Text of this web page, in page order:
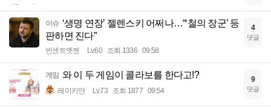
이슈 ‘생명 연장’ 젤렌스키 어쩌나…“‘철의 장군’ 등
판하면 진다”
빈센트멧젠 Lv.60 조회 1336 09:58
4
댓글
게임 와 이 두 게임이 콜라보를 한다고!?
레이키얀 Lv.73 조회 1877 09:54
9
댓글